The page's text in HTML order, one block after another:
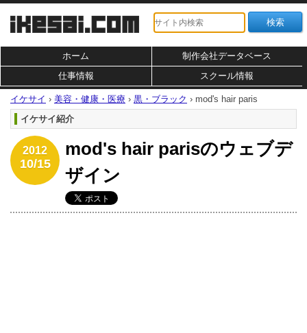
ホーム
制作会社データベース
仕事情報
スクール情報
イケサイ › 美容・健康・医療 › 黒・ブラック › mod's hair paris
イケサイ紹介
2012
10/15
mod's hair parisのウェブデ
ザイン